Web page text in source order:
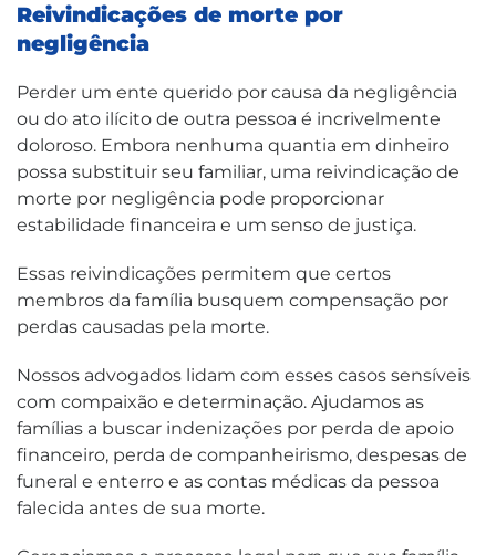
Reivindicações de morte por
negligência
Perder um ente querido por causa da negligência
ou do ato ilícito de outra pessoa é incrivelmente
doloroso. Embora nenhuma quantia em dinheiro
possa substituir seu familiar, uma reivindicação de
morte por negligência pode proporcionar
estabilidade financeira e um senso de justiça.
Essas reivindicações permitem que certos
membros da família busquem compensação por
perdas causadas pela morte.
Nossos advogados lidam com esses casos sensíveis
com compaixão e determinação. Ajudamos as
famílias a buscar indenizações por perda de apoio
financeiro, perda de companheirismo, despesas de
funeral e enterro e as contas médicas da pessoa
falecida antes de sua morte.